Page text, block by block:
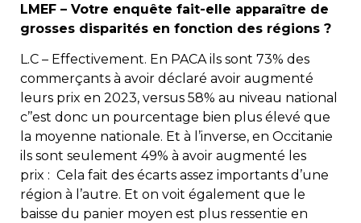
LMEF – Votre enquête fait-elle apparaître de
grosses disparités en fonction des régions ?
L.C – Effectivement. En PACA ils sont 73% des
commerçants à avoir déclaré avoir augmenté
leurs prix en 2023, versus 58% au niveau national
c’’est donc un pourcentage bien plus élevé que
la moyenne nationale. Et à l’inverse, en Occitanie
ils sont seulement 49% à avoir augmenté les
prix : Cela fait des écarts assez importants d’une
région à l’autre. Et on voit également que le
baisse du panier moyen est plus ressentie en